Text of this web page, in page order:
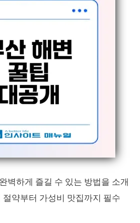
벽하게 즐길 수 있는 방법을 소개
약부터 가성비 맛집까지 필수